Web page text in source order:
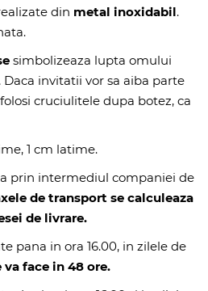
din metal inoxidabil.
simbolizeaza lupta omului
invitatii vor sa aiba parte
cruciulitele dupa botez, ca
1 cm latime.
prin intermediul companiei de
de transport se calculeaza
de livrare.
pana in ora 16.00, in zilele de
va face in 48 ore.